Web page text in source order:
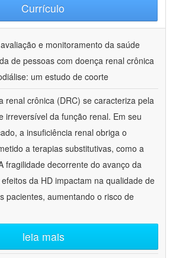
Currículo
avaliação e monitoramento da saúde
de pessoas com doença renal crônica
um estudo de coorte
renal crônica (DRC) se caracteriza pela
irreversível da função renal. Em seu
a insuficiência renal obriga o
a terapias substitutivas, como a
fragilidade decorrente do avanço da
da HD impactam na qualidade de
pacientes, aumentando o risco de
leia mais